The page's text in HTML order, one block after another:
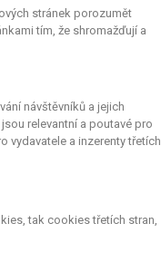
stránek porozumět
tím, že shromažďují a
návštěvníků a jejich
relevantní a poutavé pro
vydavatele a inzerenty třetích
tak cookies třetích stran,